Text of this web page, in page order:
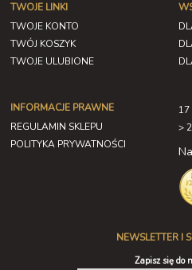
TWOJE LINKI
TWOJE KONTO
TWÓJ KOSZYK
TWOJE ULUBIONE
INFORMACJE PRAWNE
REGULAMIN SKLEPU
POLITYKA PRYWATNOŚCI
17
>
NEWSLETTER I
Zapisz się do